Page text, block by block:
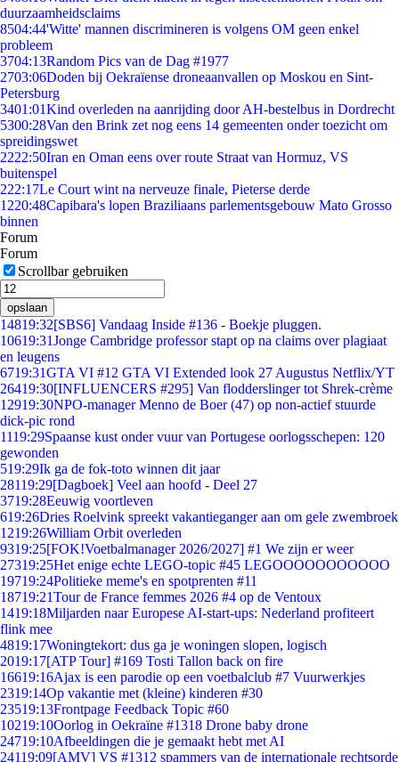
duurzaamheidsclaims
8504:44'Witte' mannen discrimineren is volgens OM geen enkel
probleem
3704:13Random Pics van de Dag #1977
2703:06Doden bij Oekraïense droneaanvallen op Moskou en Sint-
Petersburg
3401:01Kind overleden na aanrijding door AH-bestelbus in Dordrecht
5300:28Van den Brink zet nog eens 14 gemeenten onder toezicht om
spreidingswet
2222:50Iran en Oman eens over route Straat van Hormuz, VS
buitenspel
222:17Le Court wint na nerveuze finale, Pieterse derde
1220:48Capibara's lopen Braziliaans parlementsgebouw Mato Grosso
binnen
Forum
Forum
Scrollbar gebruiken
opslaan
14819:32[SBS6] Vandaag Inside #136 - Boekje pluggen.
10619:31Jonge Cambridge professor stapt op na claims over plagiaat
en leugens
6719:31GTA VI #12 GTA VI Extended look 27 Augustus Netflix/YT
26419:30[INFLUENCERS #295] Van flodderslinger tot Shrek-crème
12919:30NPO-manager Menno de Boer (47) op non-actief stuurde
dick-pic rond
1119:29Spaanse kust onder vuur van Portugese oorlogsschepen: 120
gewonden
519:29Ik ga de fok-toto winnen dit jaar
28119:29[Dagboek] Veel aan hoofd - Deel 27
3719:28Eeuwig voortleven
619:26Dries Roelvink spreekt vakantieganger aan om gele zwembroek
1219:26William Orbit overleden
9319:25[FOK!Voetbalmanager 2026/2027] #1 We zijn er weer
27319:25Het enige echte LEGO-topic #45 LEGOOOOOOOOOOO
19719:24Politieke meme's en spotprenten #11
18719:21Tour de France femmes 2026 #4 op de Ventoux
1419:18Miljarden naar Europese AI-start-ups: Nederland profiteert
flink mee
4819:17Woningtekort: dus ga je woningen slopen, logisch
2019:17[ATP Tour] #169 Tosti Tallon back on fire
16619:16Ajax is een parodie op een voetbalclub #7 Vuurwerkjes
2319:14Op vakantie met (kleine) kinderen #30
23519:13Frontpage Feedback Topic #60
10219:10Oorlog in Oekraïne #1318 Drone baby drone
24719:10Afbeeldingen die je gemaakt hebt met AI
24119:09[AMV] VS #1312 spammers van de internationale rechtsorde